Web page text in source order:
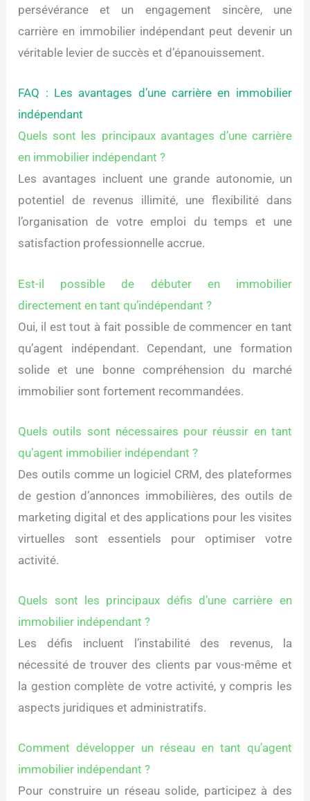
persévérance et un engagement sincère, une
carrière en immobilier indépendant peut devenir un
véritable levier de succès et d’épanouissement.
FAQ : Les avantages d’une carrière en immobilier
indépendant
Quels sont les principaux avantages d’une carrière
en immobilier indépendant ?
Les avantages incluent une grande autonomie, un
potentiel de revenus illimité, une flexibilité dans
l’organisation de votre emploi du temps et une
satisfaction professionnelle accrue.
Est-il possible de débuter en immobilier
directement en tant qu’indépendant ?
Oui, il est tout à fait possible de commencer en tant
qu’agent indépendant. Cependant, une formation
solide et une bonne compréhension du marché
immobilier sont fortement recommandées.
Quels outils sont nécessaires pour réussir en tant
qu’agent immobilier indépendant ?
Des outils comme un logiciel CRM, des plateformes
de gestion d’annonces immobilières, des outils de
marketing digital et des applications pour les visites
virtuelles sont essentiels pour optimiser votre
activité.
Quels sont les principaux défis d’une carrière en
immobilier indépendant ?
Les défis incluent l’instabilité des revenus, la
nécessité de trouver des clients par vous-même et
la gestion complète de votre activité, y compris les
aspects juridiques et administratifs.
Comment développer un réseau en tant qu’agent
immobilier indépendant ?
Pour construire un réseau solide, participez à des